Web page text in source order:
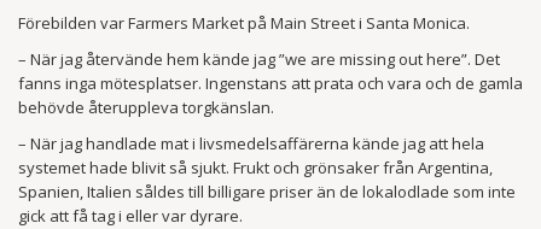
Förebilden var Farmers Market på Main Street i Santa Monica.
– När jag återvände hem kände jag ”we are missing out here”. Det
fanns inga mötesplatser. Ingenstans att prata och vara och de gamla
behövde återuppleva torgkänslan.
– När jag handlade mat i livsmedelsaffärerna kände jag att hela
systemet hade blivit så sjukt. Frukt och grönsaker från Argentina,
Spanien, Italien såldes till billigare priser än de lokalodlade som inte
gick att få tag i eller var dyrare.